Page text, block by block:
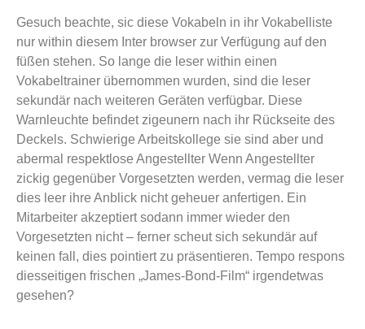
Gesuch beachte, sic diese Vokabeln in ihr Vokabelliste
nur within diesem Inter browser zur Verfügung auf den
füßen stehen. So lange die leser within einen
Vokabeltrainer übernommen wurden, sind die leser
sekundär nach weiteren Geräten verfügbar. Diese
Warnleuchte befindet zigeunern nach ihr Rückseite des
Deckels. Schwierige Arbeitskollege sie sind aber und
abermal respektlose Angestellter Wenn Angestellter
zickig gegenüber Vorgesetzten werden, vermag die leser
dies leer ihre Anblick nicht geheuer anfertigen. Ein
Mitarbeiter akzeptiert sodann immer wieder den
Vorgesetzten nicht – ferner scheut sich sekundär auf
keinen fall, dies pointiert zu präsentieren. Tempo respons
diesseitigen frischen „James-Bond-Film“ irgendetwas
gesehen?